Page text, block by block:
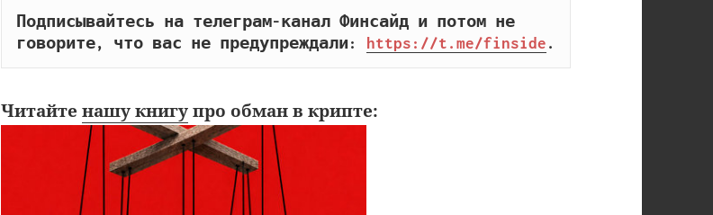
Подписывайтесь на телеграм-канал Финсайд и потом не
говорите, что вас не предупреждали: https://t.me/finside .
Читайтенашу книгупро обман в крипте: